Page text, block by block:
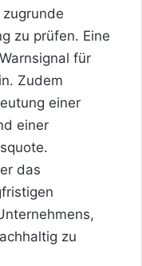
zu prüfen. Eine
für
Zudem
einer
einer
das
zu